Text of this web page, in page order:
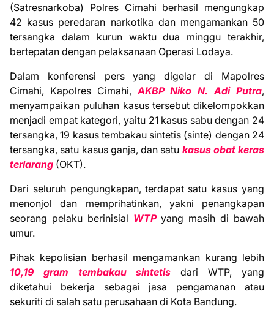
(Satresnarkoba) Polres Cimahi berhasil mengungkap
42 kasus peredaran narkotika dan mengamankan 50
tersangka dalam kurun waktu dua minggu terakhir,
bertepatan dengan pelaksanaan Operasi Lodaya.
Dalam konferensi pers yang digelar di Mapolres
Cimahi, Kapolres Cimahi,AKBP Niko N. Adi Putra,
menyampaikan puluhan kasus tersebut dikelompokkan
menjadi empat kategori, yaitu 21 kasus sabu dengan 24
tersangka, 19 kasus tembakau sintetis (sinte) dengan 24
tersangka, satu kasus ganja, dan satu kasus obat keras
terlarang (OKT).
Dari seluruh pengungkapan, terdapat satu kasus yang
menonjol dan memprihatinkan, yakni penangkapan
seorang pelaku berinisial WTPyang masih di bawah
umur.
Pihak kepolisian berhasil mengamankan kurang lebih
10,19 gram tembakau sintetis dari WTP, yang
diketahui bekerja sebagai jasa pengamanan atau
sekuriti di salah satu perusahaan di Kota Bandung.